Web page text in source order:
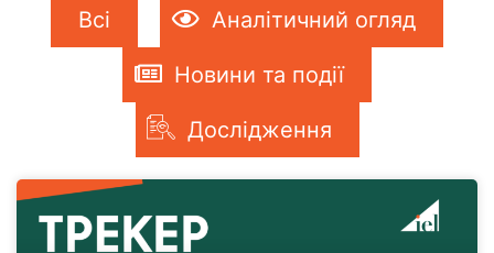
Всі Аналітичний огляд
Новини та події
Дослідження